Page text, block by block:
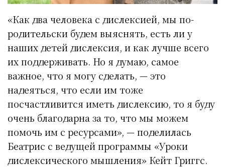
«Как два человека с дислексией, мы по-
родительски будем выяснять, есть ли у
наших детей дислексия, и как лучше всего
их поддерживать. Но я думаю, самое
важное, что я могу сделать, — это
надеяться, что если им тоже
посчастливится иметь дислексию, то я буду
очень благодарна за то, что мы можем
помочь им с ресурсами», — поделилась
Беатрис с ведущей программы «Уроки
дислексического мышления» Кейт Григгс.